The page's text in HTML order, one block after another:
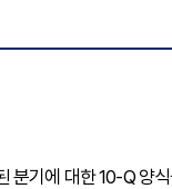
분기에 대한 10-Q 양